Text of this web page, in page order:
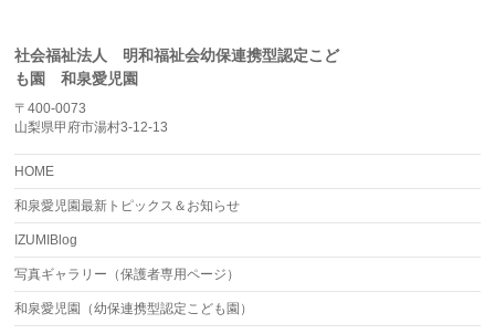
社会福祉法人 明和福祉会幼保連携型認定こど
も園 和泉愛児園
〒400-0073
山梨県甲府市湯村3-12-13
HOME
和泉愛児園最新トピックス＆お知らせ
IZUMIBlog
写真ギャラリー（保護者専用ページ）
和泉愛児園（幼保連携型認定こども園）